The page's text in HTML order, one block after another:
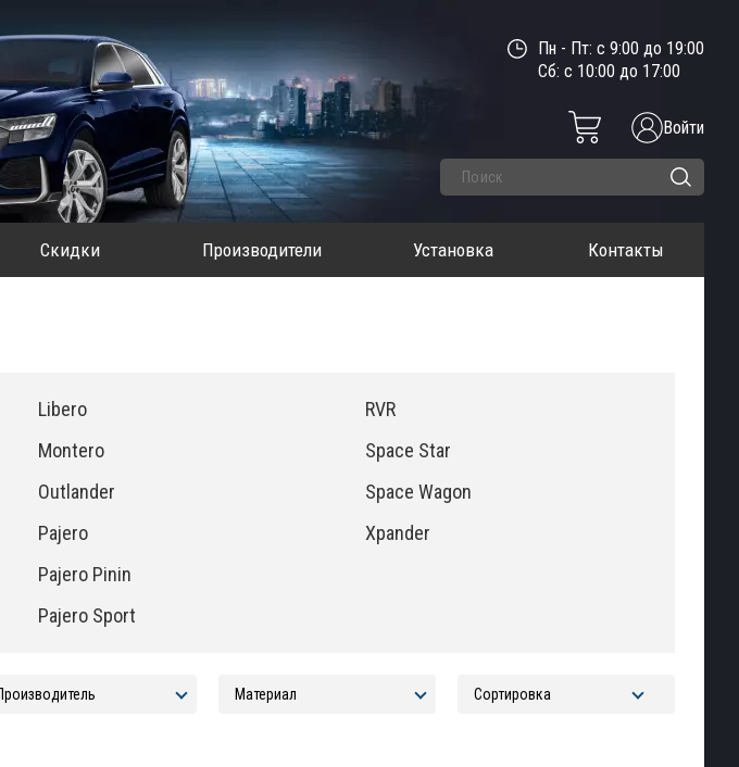
Пн - Пт: с 9:00 до 19:00
Сб: с 10:00 до 17:00
Войти
Скидки Производители Установка Контакты
Libero
Montero
Outlander
Pajero
Pajero Pinin
Pajero Sport
RVR
Space Star
Space Wagon
Xpander